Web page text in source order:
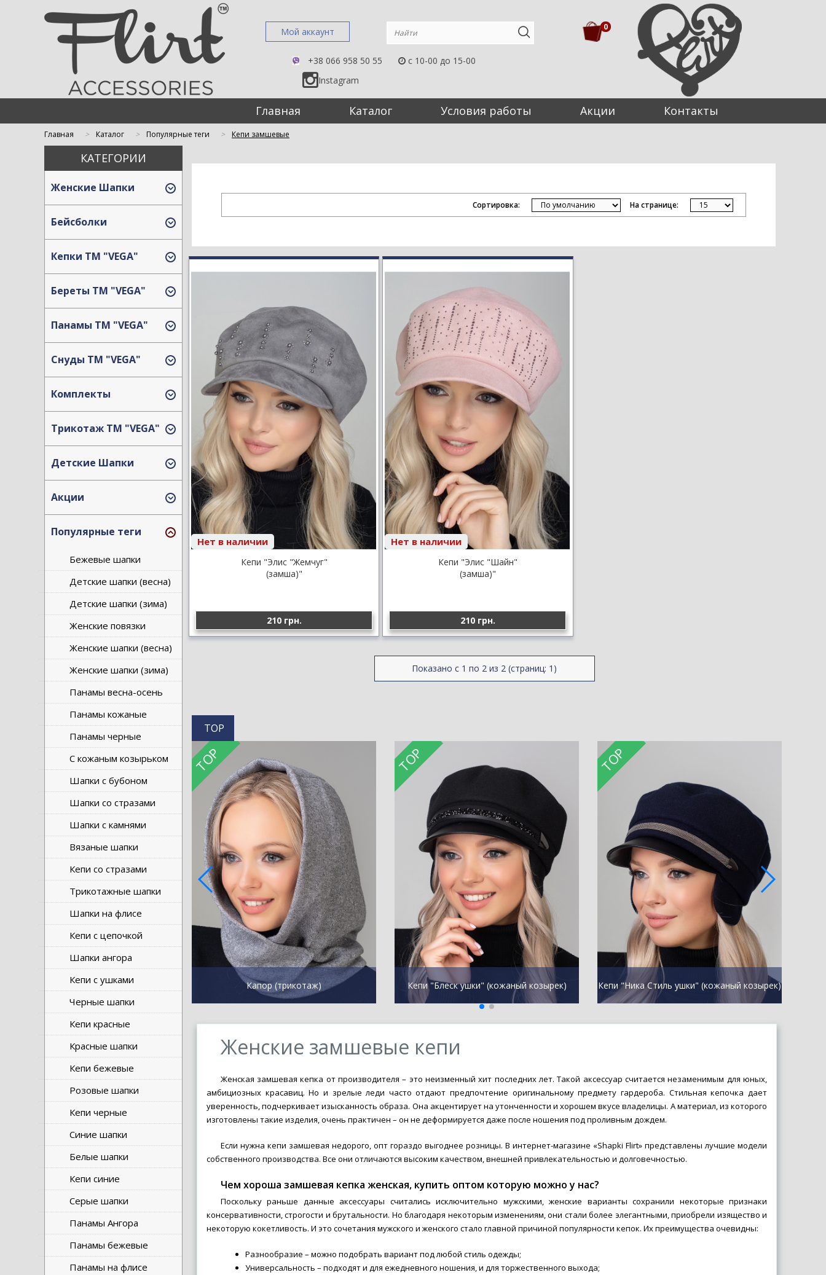
Мой аккаунт
+38 066 958 50 55
c 10-00 до 15-00
Instagram
0
Главная Каталог Условия работы Акции Контакты
Главная Каталог Популярные теги Кепи замшевые
КАТЕГОРИИ
Женские Шапки
Бейсболки
Кепки TM "VEGA"
Береты TM "VEGA"
Панамы TM "VEGA"
Снуды ТМ "VEGA"
Комплекты
Трикотаж TM "VEGA"
Детские Шапки
Акции
Популярные теги
Бежевые шапки
Детские шапки (весна)
Детские шапки (зима)
Женские повязки
Женские шапки (весна)
Женские шапки (зима)
Панамы весна-осень
Панамы кожаные
Панамы черные
С кожаным козырьком
Шапки с бубоном
Шапки со стразами
Шапки с камнями
Вязаные шапки
Кепи со стразами
Трикотажные шапки
Шапки на флисе
Кепи с цепочкой
Шапки ангора
Кепи с ушками
Черные шапки
Кепи красные
Красные шапки
Кепи бежевые
Розовые шапки
Кепи черные
Синие шапки
Белые шапки
Кепи синие
Серые шапки
Панамы Ангора
Панамы бежевые
Панамы на флисе
На странице:
Сортировка:
Нет в наличии
Кепи "Элис "Жемчуг"
(замша)"
210 грн.
Нет в наличии
Кепи "Элис "Шайн"
(замша)"
210 грн.
Показано с 1 по 2 из 2 (страниц: 1)
TOP
TOP
Капор (трикотаж)
TOP
Кепи "Блеск ушки" (кожаный козырек)
TOP
Кепи "Ника Стиль ушки" (кожаный козырек)
Женские замшевые кепи
Женская замшевая кепка от производителя – это неизменный хит последних лет. Такой аксессуар считается незаменимым для юных,
амбициозных красавиц. Но и зрелые леди часто отдают предпочтение оригинальному предмету гардероба. Стильная кепочка дает
уверенность, подчеркивает изысканность образа. Она акцентирует на утонченности и хорошем вкусе владелицы. А материал, из которого
изготовлены такие изделия, очень практичен – он не деформируется даже после ношения под проливным дождем.
Если нужна кепи замшевая недорого, опт гораздо выгоднее розницы. В интернет-магазине «Shapki Flirt» представлены лучшие модели
собственного производства. Все они отличаются высоким качеством, внешней привлекательностью и долговечностью.
Чем хороша замшевая кепка женская, купить оптом которую можно у нас?
Поскольку раньше данные аксессуары считались исключительно мужскими, женские варианты сохранили некоторые признаки
консервативности, строгости и брутальности. Но благодаря некоторым изменениям, они стали более элегантными, приобрели изящество и
некоторую кокетливость. И это сочетания мужского и женского стало главной причиной популярности кепок. Их преимущества очевидны:
Разнообразие – можно подобрать вариант под любой стиль одежды;
Универсальность – подходят и для ежедневного ношения, и для торжественного выхода;